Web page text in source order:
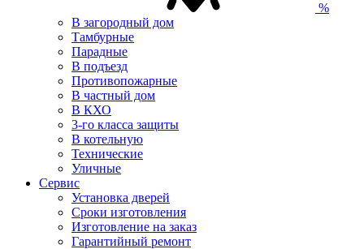
%
В загородный дом
Тамбурные
Парадные
В подъезд
Противопожарные
В частный дом
В КХО
3-го класса защиты
В котельную
Технические
Уличные
Сервис
Установка дверей
Сроки изготовления
Изготовление на заказ
Гарантийный ремонт